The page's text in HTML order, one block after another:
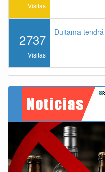
Visitas
2737
Visitas
Duitama
Previous